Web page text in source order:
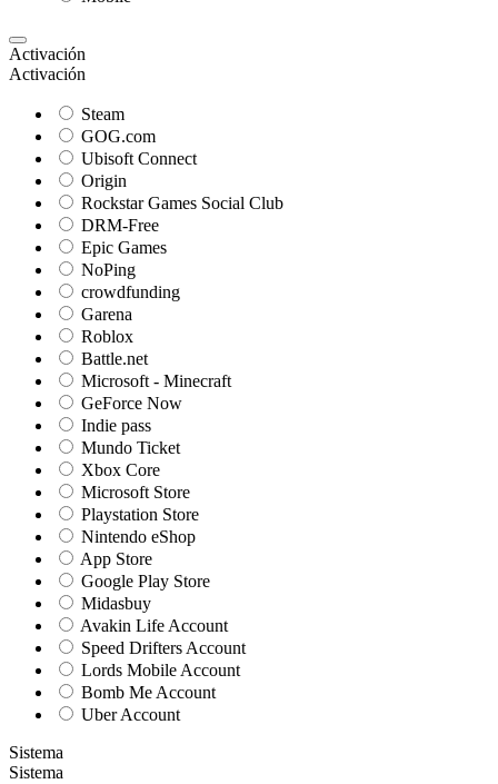
Activación
Activación
Steam
GOG.com
Ubisoft Connect
Origin
Rockstar Games Social Club
DRM-Free
Epic Games
NoPing
crowdfunding
Garena
Roblox
Battle.net
Microsoft - Minecraft
GeForce Now
Indie pass
Mundo Ticket
Xbox Core
Microsoft Store
Playstation Store
Nintendo eShop
App Store
Google Play Store
Midasbuy
Avakin Life Account
Speed Drifters Account
Lords Mobile Account
Bomb Me Account
Uber Account
Sistema
Sistema